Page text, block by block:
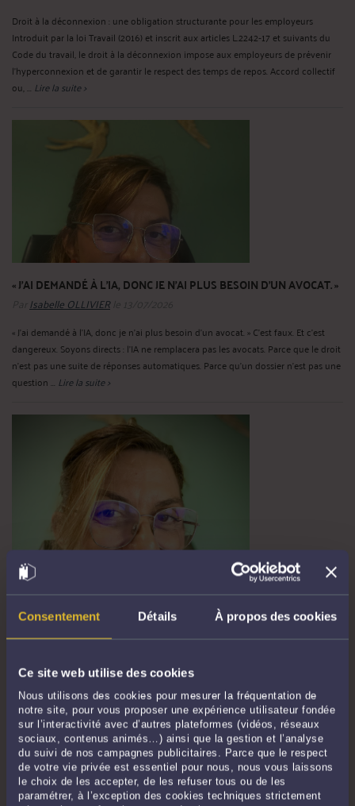
Consentement Détails À propos des cookies
Ce site web utilise des cookies
Nous utilisons des cookies pour mesurer la fréquentation de
notre site, pour vous proposer une expérience utilisateur fondée
sur l’interactivité avec d’autres plateformes (vidéos, réseaux
sociaux, contenus animés…) ainsi que la gestion et l’analyse
du suivi de nos campagnes publicitaires. Parce que le respect
de votre vie privée est essentiel pour nous, nous vous laissons
le choix de les accepter, de les refuser tous ou de les
paramétrer, à l’exception des cookies techniques strictement
Droit à la déconnexion : une obligation structurante pour les employeurs
Introduit par la loi Travail (2016) et inscrit aux articles L.2242‑17 et suivants du
Code du travail, le droit à la déconnexion impose aux employeurs de prévenir
l’hyperconnexion et de garantir le respect des temps de repos. Accord collectif
ou, ... Lire la suite >
« J’AI DEMANDÉ À L’IA, DONC JE N’AI PLUS BESOIN D’UN AVOCAT. »
Isabelle OLLIVIERle 13/07/2026
« J’ai demandé à l’IA, donc je n’ai plus besoin d’un avocat. » C’est faux. Et c’est
dangereux. Soyons directs : l’IA ne remplacera pas les avocats. Parce que le droit
n’est pas une suite de réponses automatiques. Parce qu’un dossier n’est pas une
question ... Lire la suite >
IDÉE REÇUE N°3 EN DROIT DU TRAVAIL « LE CDD EST MOINS
RISQUÉ POUR L’EMPLOYEUR QU’UN CDI. »
ParIsabelle OLLIVIER le 08/07/2026
Idée reçue n°3 en droit du travail « Le CDD est moins risqué pour l’employeur
contrat dérogatoire, autorisé uniquement dans certains cas précis.
Conséquences souvent ignorées : les ...
Lire la suite >